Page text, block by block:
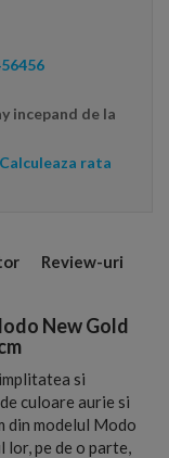
incepand de la
rata
Review-uri
New Gold
si
culoare aurie si
din modelul Modo
lor, pe de o parte,